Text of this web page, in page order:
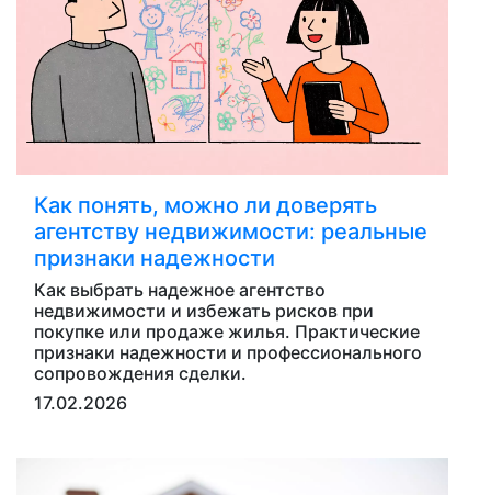
Как понять, можно ли доверять
агентству недвижимости: реальные
признаки надежности
Как выбрать надежное агентство
недвижимости и избежать рисков при
покупке или продаже жилья. Практические
признаки надежности и профессионального
сопровождения сделки.
17.02.2026